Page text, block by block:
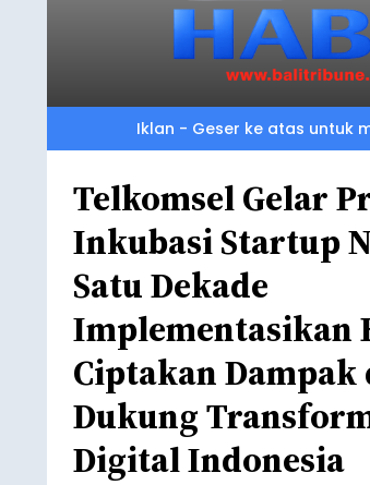
Iklan - Geser ke atas untuk
Telkomsel Gelar
Inkubasi Startup
Satu Dekade
Implementasikan
Ciptakan Dampak
Dukung
Digital Indonesia